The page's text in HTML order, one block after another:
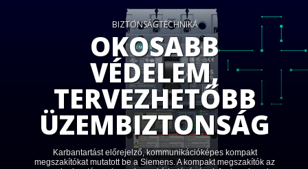
ENERGETIKA
KÖZÉP- ÉS KELET-
EURÓPA ELSŐ
NÁTRIUMIONOS
ENERGIATÁROLÓ
RENDSZERE